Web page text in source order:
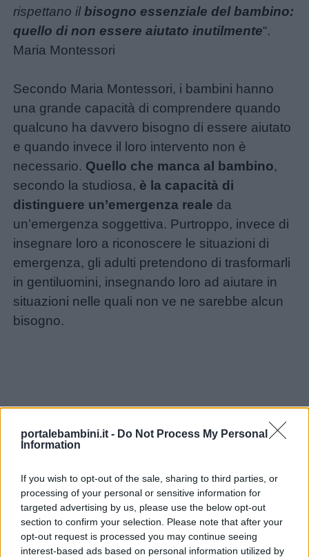
portalebambini.it - Do Not Process My Personal
Information
If you wish to opt-out of the sale, sharing to third parties, or
processing of your personal or sensitive information for
targeted advertising by us, please use the below opt-out
section to confirm your selection. Please note that after your
opt-out request is processed you may continue seeing
interest-based ads based on personal information utilized by
Storie
per
Feste
e
giornate
Filastrocche
Giochi
Lavoretti
Nomi
maschili
e
Buongiorno
Buonanotte
rispettano il bisogno essenziale del bambino:
quello di non essere aiutato inutilmente“.
Maria Montessori
Secondo Maria Montessori, i bambini hanno
una grande capacità di comprendere quando
qualcuno ha davvero bisogno di essere aiutato
e quando invece il loro intervento non è
necessario. Quello che manca al bambino,
secondo la studiosa, è la capacità di
distinguere un’emergenza reale da
un’emergenza soggettiva. Purtroppo, invece di
insegnare loro a riconoscere le situazioni di
emergenza, gli adulti pretendono di trasformarli
in gentiluomini, insegnando loro ad aiutare in
situazioni nelle quali non ve ne sarebbe alcun
bisogno.